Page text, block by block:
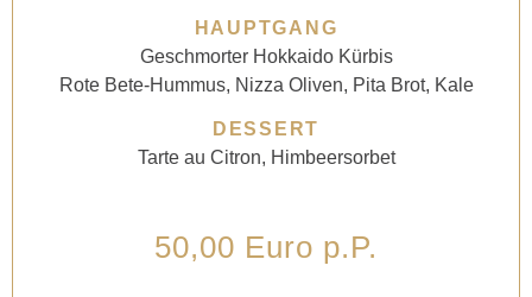
HAUPTGANG
Geschmorter Hokkaido Kürbis
Rote Bete-Hummus, Nizza Oliven, Pita Brot, Kale
DESSERT
Tarte au Citron, Himbeersorbet
50,00 Euro p.P.